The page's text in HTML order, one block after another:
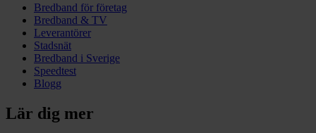
Bredband för företag
Bredband & TV
Leverantörer
Stadsnät
Bredband i Sverige
Speedtest
Blogg
Lär dig mer